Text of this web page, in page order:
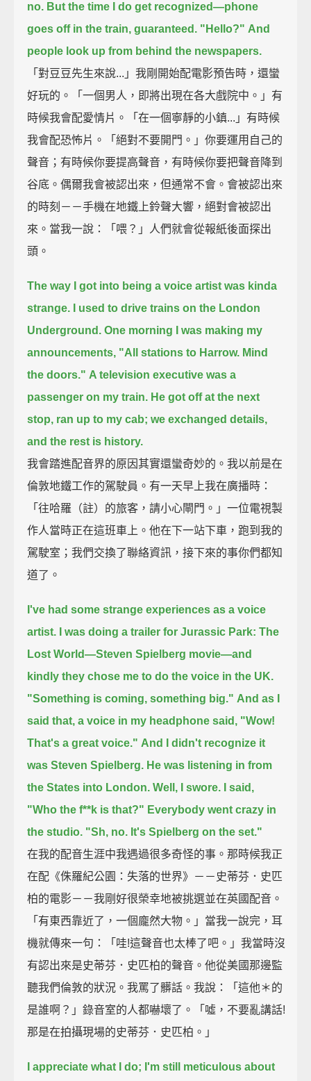
no. But the time I do get recognized—phone
goes off in the train, guaranteed. "Hello?" And
people look up from behind the newspapers.
「對豆豆先生來說...」我剛開始配電影預告時，還蠻
好玩的。「一個男人，即將出現在各大戲院中。」有
時候我會配愛情片。「在一個寧靜的小鎮...」有時候
我會配恐怖片。「絕對不要開門。」你要運用自己的
聲音；有時候你要提高聲音，有時候你要把聲音降到
谷底。偶爾我會被認出來，但通常不會。會被認出來
的時刻－－手機在地鐵上鈴聲大響，絕對會被認出
來。當我一說：「喂？」人們就會從報紙後面探出
頭。
The way I got into being a voice artist was kinda
strange.
I used to drive trains on the London
Underground. One morning I was making my
announcements, "All stations to Harrow. Mind
the doors." A television executive was a
passenger on my train. He got off at the next
stop, ran up to my cab; we exchanged details,
and the rest is history.
我會踏進配音界的原因其實還蠻奇妙的。我以前是在
倫敦地鐵工作的駕駛員。有一天早上我在廣播時：
「往哈羅（註）的旅客，請小心閘門。」一位電視製
作人當時正在這班車上。他在下一站下車，跑到我的
駕駛室；我們交換了聯絡資訊，接下來的事你們都知
道了。
I've had some strange experiences as a voice
artist.
I was doing a trailer for Jurassic Park: The
Lost World—Steven Spielberg movie—and
kindly they chose me to do the voice in the UK.
"Something is coming, something big." And as I
said that, a voice in my headphone said, "Wow!
That's a great voice." And I didn't recognize it
was Steven Spielberg. He was listening in from
the States into London. Well, I swore.
I said,
"Who the f**k is that?" Everybody went crazy in
the studio. "Sh, no. It's Spielberg on the set."
在我的配音生涯中我遇過很多奇怪的事。那時候我正
在配《侏羅紀公園：失落的世界》－－史蒂芬．史匹
柏的電影－－我剛好很榮幸地被挑選並在英國配音。
「有東西靠近了，一個龐然大物。」當我一說完，耳
機就傳來一句：「哇!這聲音也太棒了吧。」我當時沒
有認出來是史蒂芬．史匹柏的聲音。他從美國那邊監
聽我們倫敦的狀況。我罵了髒話。我說：「這他＊的
是誰啊？」錄音室的人都嚇壞了。「噓，不要亂講話!
那是在拍攝現場的史蒂芬．史匹柏。」
I appreciate what I do; I'm still meticulous about